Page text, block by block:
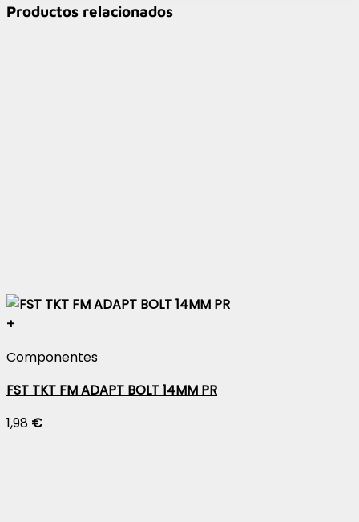
Productos relacionados
+
Componentes
FST TKT FM ADAPT BOLT 14MM PR
1,98 €